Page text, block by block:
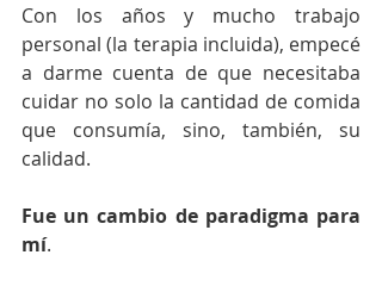
Con los años y mucho trabajo
personal (la terapia incluida), empecé
a darme cuenta de que necesitaba
cuidar no solo la cantidad de comida
que consumía, sino, también, su
calidad.
Fue un cambio de paradigma para
mí.